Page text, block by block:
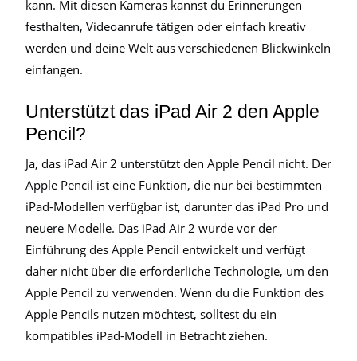
kann. Mit diesen Kameras kannst du Erinnerungen
festhalten, Videoanrufe tätigen oder einfach kreativ
werden und deine Welt aus verschiedenen Blickwinkeln
einfangen.
Unterstützt das iPad Air 2 den Apple
Pencil?
Ja, das iPad Air 2 unterstützt den Apple Pencil nicht. Der
Apple Pencil ist eine Funktion, die nur bei bestimmten
iPad-Modellen verfügbar ist, darunter das iPad Pro und
neuere Modelle. Das iPad Air 2 wurde vor der
Einführung des Apple Pencil entwickelt und verfügt
daher nicht über die erforderliche Technologie, um den
Apple Pencil zu verwenden. Wenn du die Funktion des
Apple Pencils nutzen möchtest, solltest du ein
kompatibles iPad-Modell in Betracht ziehen.